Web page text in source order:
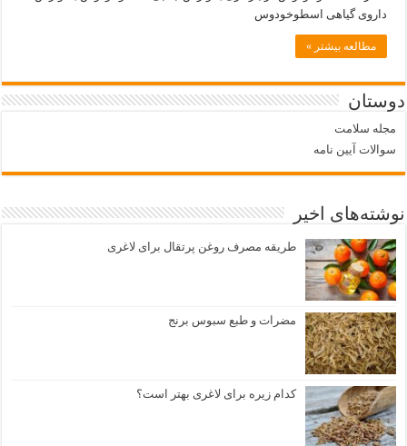
داروی گیاهی اسطوخودوس
مطالعه بیشتر »
دوستان
مجله سلامت
سوالات آیین نامه
نوشته‌های اخیر
طریقه مصرف روغن پرتقال برای لاغری
مضرات و طبع سبوس برنج
کدام زیره برای لاغری بهتر است؟